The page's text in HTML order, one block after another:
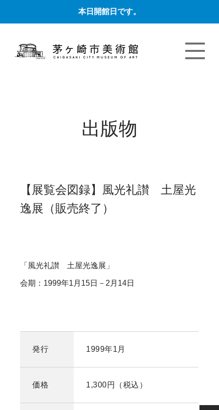
本日開館日です。
出版物
【展覧会図録】風光礼讃 土屋光
逸展（販売終了）
「風光礼讃 土屋光逸展」
会期：1999年1月15日－2月14日
発行 1999年1月
価格 1,300円（税込）